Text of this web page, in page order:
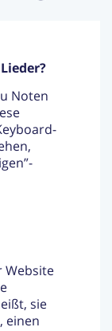
Noten
Website
sie
einen